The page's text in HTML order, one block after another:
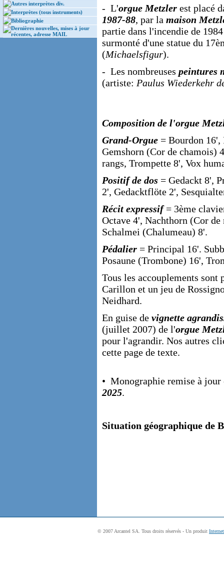
Autres interprètes div.
Interprètes (tous instruments)
Bibliographie
Dernières nouvelles, mises à jour
récentes, adresse MAIL
- L'orgue Metzler est placé
1987-88, par la maison
partie dans l'incendie de
surmonté d'une statue du
(Michaelsfigur).
- Les nombreuses peintures
(artiste: Paulus Wiederkehr
Composition de l'orgue
Grand-Orgue = Bourdon
Gemshorn (Cor de chamois)
rangs, Trompette 8', Vox
Positif de dos = Gedackt 8',
2', Gedacktflöte 2',
Récit expressif = 3ème
Octave 4', Nachthorn (Cor
Schalmei (Chalumeau) 8'.
Pédalier = Principal 16'.
Posaune (Trombone) 16',
Tous les accouplements
Carillon et un jeu de
Neidhard.
En guise de vignette
(juillet 2007) de l'orgue
pour l'agrandir. Nos autres
cette page de texte.
• Monographie remise à
2025.
Situation géographique de
© 2007 Arcantel SA. Tous droits réservés - Un produit